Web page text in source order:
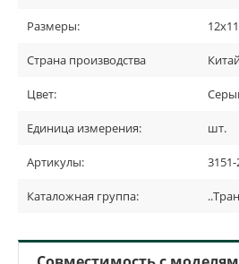
Размеры:
Страна производства
Цвет:
Единица измерения: шт.
Артикулы:
Каталожная группа: